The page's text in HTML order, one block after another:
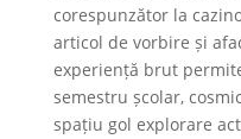
corespunzător la
articol de vorbire și
experiență brut
semestru școlar,
spațiu gol explorare